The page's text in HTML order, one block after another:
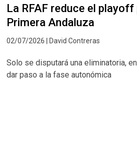
La RFAF reduce el
Primera Andaluza
02/07/2026 | David Contreras
Solo se disputará una eliminatoria,
dar paso a la fase autonómica